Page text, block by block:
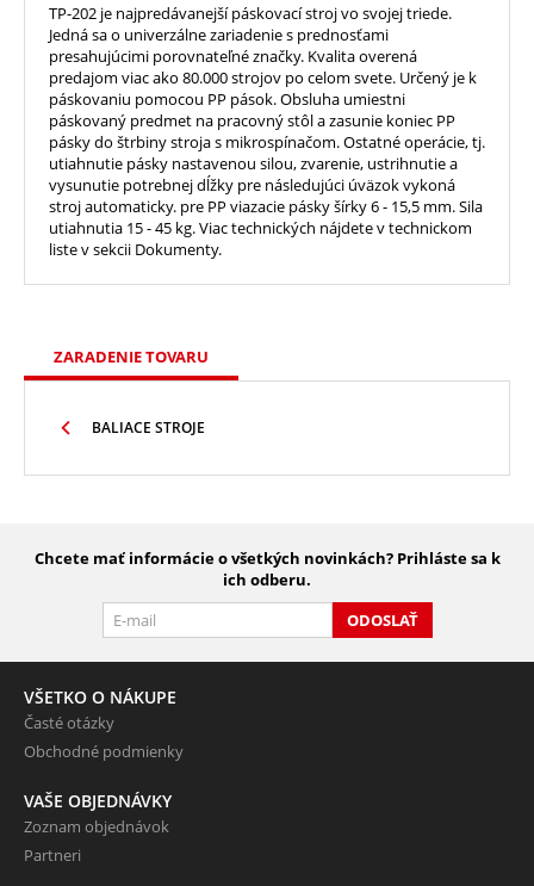
TP-202 je najpredávanejší páskovací stroj vo svojej triede.
Jedná sa o univerzálne zariadenie s prednosťami
presahujúcimi porovnateľné značky. Kvalita overená
predajom viac ako 80.000 strojov po celom svete. Určený je k
páskovaniu pomocou PP pások. Obsluha umiestni
páskovaný predmet na pracovný stôl a zasunie koniec PP
pásky do štrbiny stroja s mikrospínačom. Ostatné operácie, tj.
utiahnutie pásky nastavenou silou, zvarenie, ustrihnutie a
vysunutie potrebnej dĺžky pre následujúci úväzok vykoná
stroj automaticky. pre PP viazacie pásky šírky 6 - 15,5 mm. Sila
utiahnutia 15 - 45 kg. Viac technických nájdete v technickom
liste v sekcii Dokumenty.
ZARADENIE TOVARU
BALIACE STROJE
Chcete mať informácie o všetkých novinkách? Prihláste sa k
ich odberu.
ODOSLAŤ
VŠETKO O NÁKUPE
Časté otázky
Obchodné podmienky
VAŠE OBJEDNÁVKY
Zoznam objednávok
Partneri